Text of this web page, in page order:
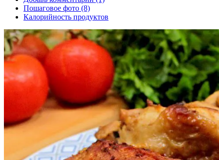
Пошаговое фото (8)
Калорийность продуктов